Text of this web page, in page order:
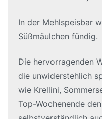
In der Mehlspeisbar
Süßmäulchen fündig.
Die hervorragenden
die unwiderstehlich
wie Krellini,
Top-Wochenende